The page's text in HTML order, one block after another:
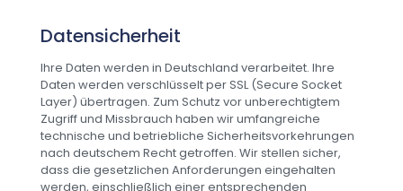
Datensicherheit
Ihre Daten werden in Deutschland verarbeitet. Ihre
Daten werden verschlüsselt per SSL (Secure Socket
Layer) übertragen. Zum Schutz vor unberechtigtem
Zugriff und Missbrauch haben wir umfangreiche
technische und betriebliche Sicherheitsvorkehrungen
nach deutschem Recht getroffen. Wir stellen sicher,
dass die gesetzlichen Anforderungen eingehalten
werden, einschließlich einer entsprechenden